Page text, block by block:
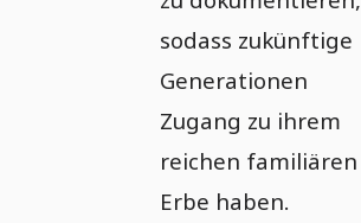
sodass zukünftige
Generationen
Zugang zu ihrem
reichen familiären
Erbe haben.